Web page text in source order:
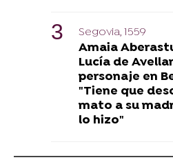
Segovia, 1559
Amaia
Lucía de
personaje en
"Tiene que
mato a su
lo hizo"